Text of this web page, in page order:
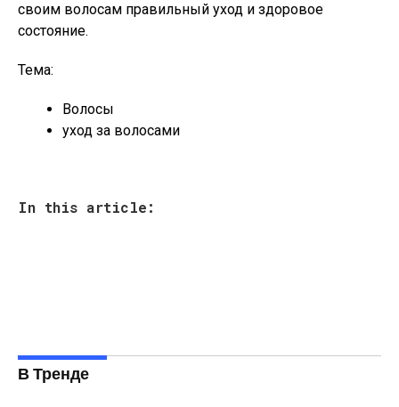
своим волосам правильный уход и здоровое
состояние.
Тема:
Волосы
уход за волосами
In this article:
В Тренде